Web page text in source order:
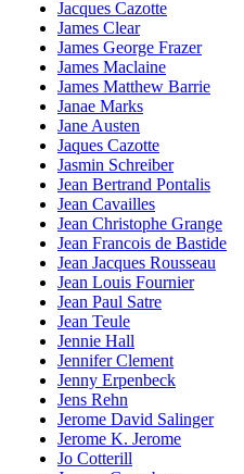
Jacques Cazotte
James Clear
James George Frazer
James Maclaine
James Matthew Barrie
Janae Marks
Jane Austen
Jaques Cazotte
Jasmin Schreiber
Jean Bertrand Pontalis
Jean Cavailles
Jean Christophe Grange
Jean Francois de Bastide
Jean Jacques Rousseau
Jean Louis Fournier
Jean Paul Satre
Jean Teule
Jennie Hall
Jennifer Clement
Jenny Erpenbeck
Jens Rehn
Jerome David Salinger
Jerome K. Jerome
Jo Cotterill